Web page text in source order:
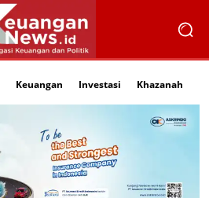
Keuangan Investasi Khazanah